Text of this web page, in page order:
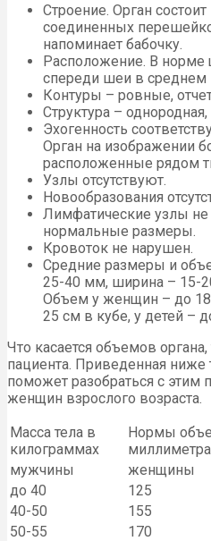
Строение. Орган
соединенных
напоминает бабочку.
Расположение. В норме
спереди шеи в среднем
Контуры – ровные,
Структура – однородная,
Эхогенность
Орган на изображении
расположенные рядом
Узлы отсутствуют.
Новообразования
Лимфатические узлы
нормальные размеры.
Кровоток не нарушен.
Средние размеры и
25-40 мм, ширина – 15-
Объем у женщин – до
25 см в кубе, у детей –
Что касается объемов
пациента. Приведенная
поможет разобраться с этим
женщин взрослого возраста.
Масса тела в
килограммах
Нормы
мужчины
женщины
до 40
125
40-50
155
50-55
170